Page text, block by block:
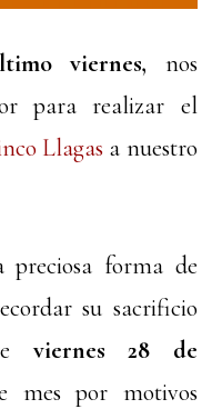
viernes, nos
para realizar el
Llagas a nuestro
forma de
su sacrificio
viernes 28 de
mes por motivos